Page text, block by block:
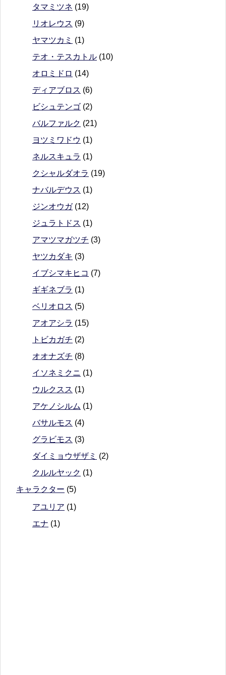
タマミツネ (19)
リオレウス (9)
ヤマツカミ (1)
テオ・テスカトル (10)
オロミドロ (14)
ディアブロス (6)
ビシュテンゴ (2)
バルファルク (21)
ヨツミワドウ (1)
ネルスキュラ (1)
クシャルダオラ (19)
ナバルデウス (1)
ジンオウガ(12)
ジュラトドス (1)
アマツマガツチ (3)
ヤツカダキ (3)
イブシマキヒコ (7)
ギギネブラ (1)
ベリオロス (5)
アオアシラ (15)
トビカガチ (2)
オオナズチ (8)
イソネミクニ (1)
ウルクスス (1)
アケノシルム (1)
バサルモス (4)
グラビモス (3)
ダイミョウザザミ (2)
クルルヤック (1)
キャラクター (5)
アユリア (1)
エナ (1)